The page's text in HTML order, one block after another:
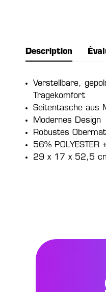
Description
Verstellbare,
Tragekomfort
Seitentasche aus
Modernes Design
Robustes
56% POLYESTER
29 x 17 x 52,5